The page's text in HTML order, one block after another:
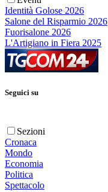
Identità Golose 2026
Salone del Risparmio 2026
Fuorisalone 2026
L'Artigiano in Fiera 2025
Seguici su
Sezioni
Cronaca
Mondo
Economia
Politica
Spettacolo